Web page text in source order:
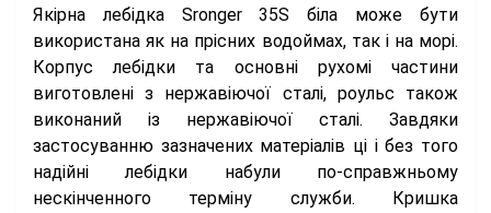
Якірна лебідка Sronger 35S біла може бути
використана як на прісних водоймах, так і на морі.
Корпус лебідки та основні рухомі частини
виготовлені з нержавіючої сталі, роульс також
виконаний із нержавіючої сталі. Завдяки
застосуванню зазначених матеріалів ці і без того
надійні лебідки набули по-справжньому
нескінченного терміну служби. Кришка